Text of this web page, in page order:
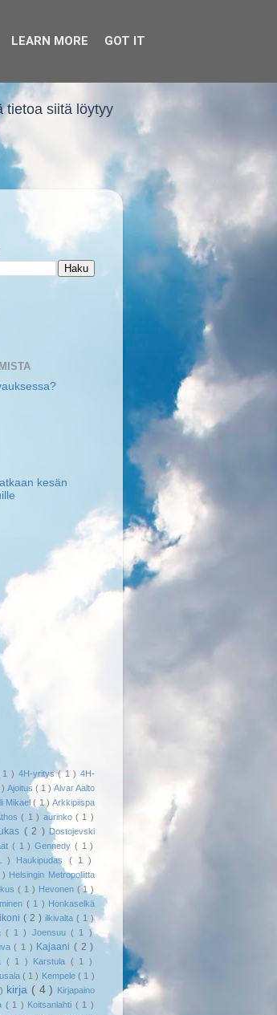
tietoa siitä löytyy
kesän
1 ) 4H-yritys( 1 ) 4H-
Ajoitus ( 1 ) Alvar Aalto
Mikael( 1 ) Arkkipiispa
( 1 ) aurinko ( 1 )
( 2 ) Dostojevski
( 1 ) Gennedy ( 1 )
) Haukipudas ( 1 )
) Helsingin Metropoliitta
( 1 ) Hevonen ( 1 )
( 1 ) Honkaselkä
ikoni ( 2 ) ilkivalta ( 1 )
( 1 ) Joensuu( 1 )
( 1 ) Kajaani ( 2 )
( 1 ) Karstula ( 1 )
( 1 ) Kempele( 1 )
kirja ( 4 )
Kirjapaino
( 1 ) Koitsanlahti ( 1 )
LEARN MORE GOT IT